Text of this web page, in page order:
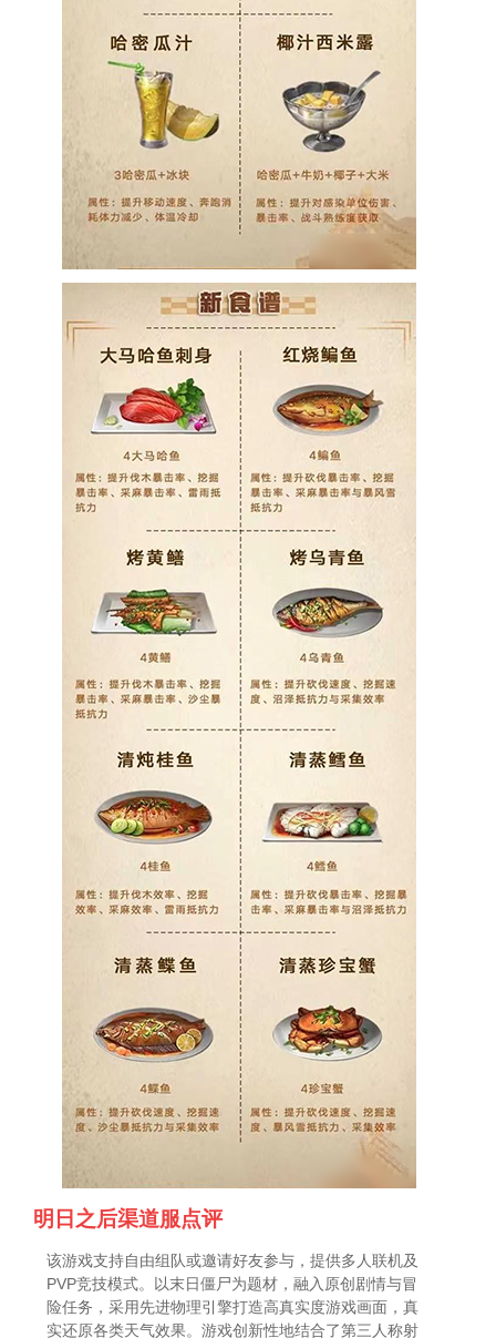
明日之后渠道服点评
该游戏支持自由组队或邀请好友参与，提供多人联机及
PVP竞技模式。以末日僵尸为题材，融入原创剧情与冒
险任务，采用先进物理引擎打造高真实度游戏画面，真
实还原各类天气效果。游戏创新性地结合了第三人称射